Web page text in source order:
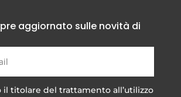
aggiornato sulle novità di
il titolare del trattamento all’utilizzo